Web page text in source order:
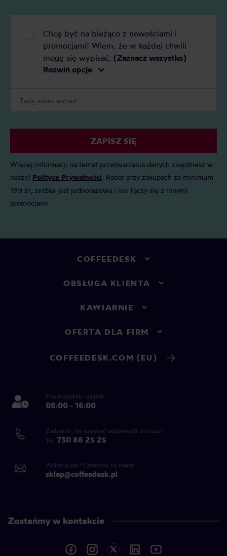
Chcę być na bieżąco z nowościami i
promocjami! Wiem, że w każdej chwili
mogę się wypisać. (Zaznacz wszystko)
Rozwiń opcje
ZAPISZ SIĘ
Więcej informacji na temat przetwarzania danych znajdziesz w
naszej Polityce Prywatności. Rabat przy zakupach za minimum
199 zł, zniżka jest jednorazowa i nie łączy się z innymi
promocjami.
COFFEEDESK
OBSŁUGA KLIENTA
KAWIARNIE
OFERTA DLA FIRM
COFFEEDESK.COM (EU)
Poniedziałek - piątek
08:00 - 16:00
Zadzwoń, by uzyskać odpowiedź od razu!
Tel. 730 88 25 25
Wolisz pisać? Czekamy na maila!
sklep@coffeedesk.pl
Zostańmy w kontakcie